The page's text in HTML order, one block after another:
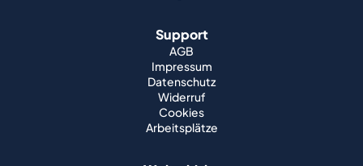
Support
AGB
Impressum
Datenschutz
Widerruf
Cookies
Arbeitsplätze